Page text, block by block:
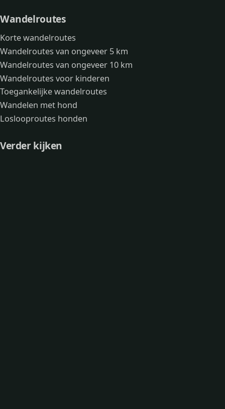
Wandelroutes
Korte wandelroutes
Wandelroutes van ongeveer 5 km
Wandelroutes van ongeveer 10 km
Wandelroutes voor kinderen
Toegankelijke wandelroutes
Wandelen met hond
Loslooproutes honden
Verder kijken